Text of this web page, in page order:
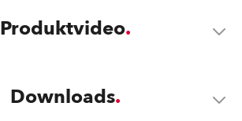
Produktvideo
Downloads